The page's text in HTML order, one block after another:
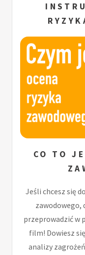
CO TO
Jeśli chcesz się
zawodowego,
przeprowadzić w
film! Dowiesz
analizy